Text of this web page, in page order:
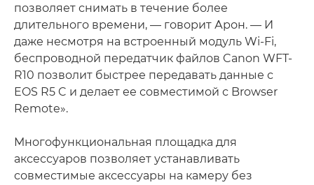
позволяет снимать в течение более
длительного времени, — говорит Арон. — И
даже несмотря на встроенный модуль Wi-Fi,
беспроводной передатчик файлов Canon WFT-
R10 позволит быстрее передавать данные с
EOS R5 C и делает ее совместимой с Browser
Remote».
Многофункциональная площадка для
аксессуаров позволяет устанавливать
совместимые аксессуары на камеру без